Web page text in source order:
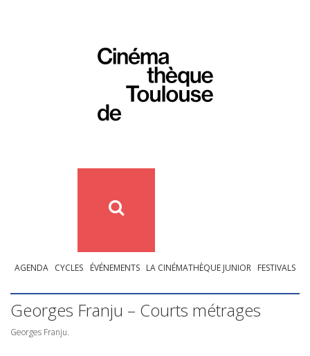
AGENDA CYCLES ÉVÉNEMENTS LA CINÉMATHÈQUE JUNIOR FESTIVALS
Georges Franju – Courts métrages
Georges Franju.